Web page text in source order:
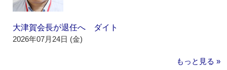
大津賀会長が退任へ ダイト
2026年07月24日 (金)
もっと見る »